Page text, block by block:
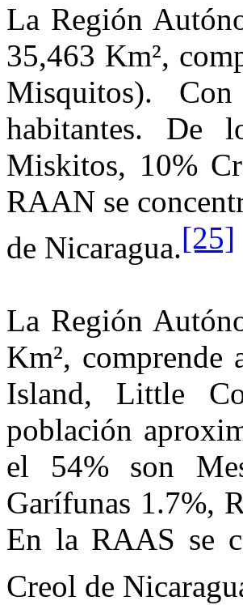
La Región
35,463 Km²,
Misquitos).
habitantes. De
Miskitos, 10%
RAAN se
de Nicaragua.[25]
La Región
Km², comprende
Island, Little
población
el 54% son
Garífunas 1.7%,
En la RAAS se
Creol de